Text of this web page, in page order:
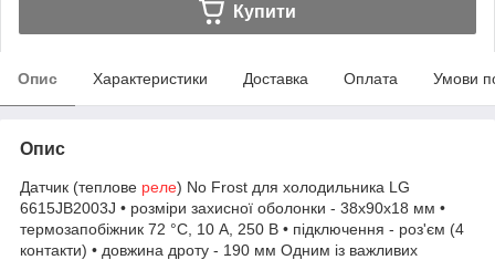
Купити
Опис Характеристики Доставка Оплата Умови
Опис
Датчик (теплове реле) No Frost для холодильника LG
6615JB2003J • розміри захисної оболонки - 38х90х18 мм •
термозапобіжник 72 °С, 10 А, 250 В • підключення - роз'єм (4
контакти) • довжина дроту - 190 мм Одним із важливих